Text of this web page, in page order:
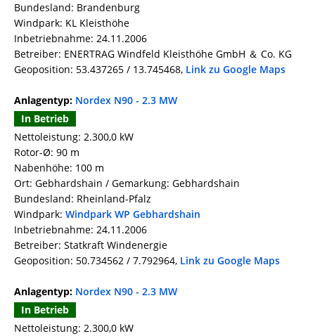
Bundesland: Brandenburg
Windpark: KL Kleisthöhe
Inbetriebnahme: 24.11.2006
Betreiber: ENERTRAG Windfeld Kleisthöhe GmbH ＆ Co. KG
Geoposition: 53.437265 / 13.745468, Link zu Google Maps
Anlagentyp: Nordex N90 - 2.3 MW
In Betrieb
Nettoleistung: 2.300,0 kW
Rotor-Ø: 90 m
Nabenhöhe: 100 m
Ort: Gebhardshain / Gemarkung: Gebhardshain
Bundesland: Rheinland-Pfalz
Windpark: Windpark WP Gebhardshain
Inbetriebnahme: 24.11.2006
Betreiber: Statkraft Windenergie
Geoposition: 50.734562 / 7.792964, Link zu Google Maps
Anlagentyp: Nordex N90 - 2.3 MW
In Betrieb
Nettoleistung: 2.300,0 kW